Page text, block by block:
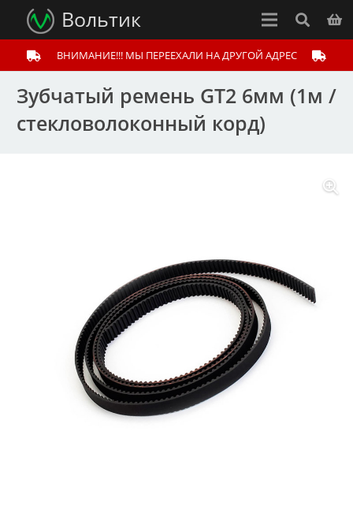
Вольтик
ВНИМАНИЕ!!! МЫ ПЕРЕЕХАЛИ НА ДРУГОЙ АДРЕС
Зубчатый ремень GT2 6мм (1м /
стекловолоконный корд)